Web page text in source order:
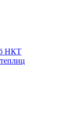
НКТ